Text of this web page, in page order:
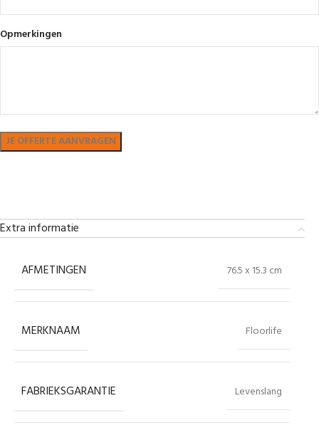
Opmerkingen
Extra informatie
AFMETINGEN 76.5 x 15.3 cm
MERKNAAM Floorlife
FABRIEKSGARANTIE Levenslang